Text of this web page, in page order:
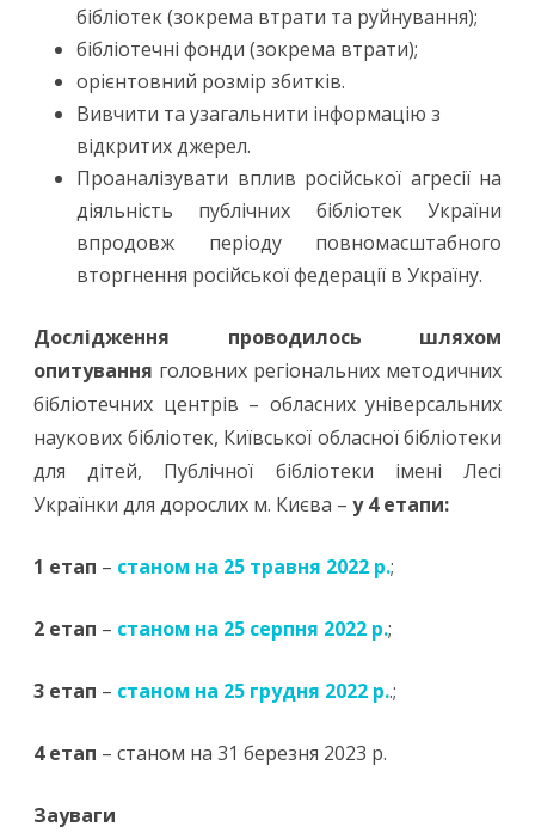
бібліотек (зокрема втрати та руйнування);
бібліотечні фонди (зокрема втрати);
орієнтовний розмір збитків.
Вивчити та узагальнити інформацію з
відкритих джерел.
Проаналізувати вплив російської агресії на
діяльність публічних бібліотек України
впродовж періоду повномасштабного
вторгнення російської федерації в Україну.
Дослідження проводилось шляхом
опитування головних регіональних методичних
бібліотечних центрів – обласних універсальних
наукових бібліотек, Київської обласної бібліотеки
для дітей, Публічної бібліотеки імені Лесі
Українки для дорослих м. Києва – у 4 етапи:
1 етап – станом на 25 травня 2022 р.;
2 етап – станом на 25 серпня 2022 р.;
3 етап – станом на 25 грудня 2022 р..;
4 етап – станом на 31 березня 2023 р.
Зауваги